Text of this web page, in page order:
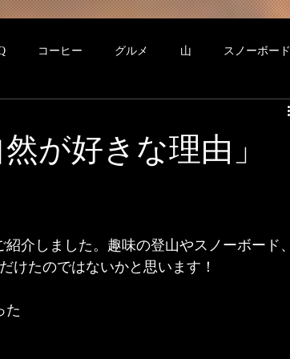
コーヒー グルメ 山 スノーボード
然が好きな理由」
介しました。趣味の登山やスノーボード、
けたのではないかと思います！
た